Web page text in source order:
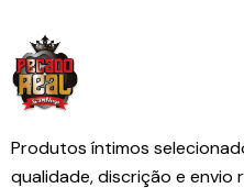
Produtos íntimos
qualidade, discrição e envio